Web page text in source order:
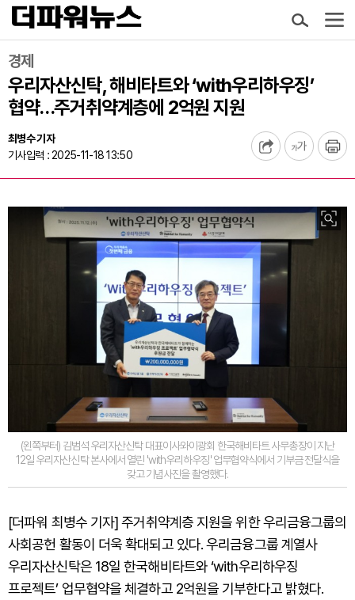
경제
우리자산신탁, 해비타트와 ‘with우리하우징’
협약…주거취약계층에 2억원 지원
최병수 기자
기사입력 : 2025-11-18 13:50
(왼쪽부터) 김범석 우리자산신탁 대표이사와이광회 한국해비타트 사무총장이 지난
12일 우리자산신탁 본사에서 열린 'with우리하우징' 업무협약식에서 기부금 전달식을
갖고 기념사진을 촬영했다.
[더파워 최병수 기자] 주거취약계층 지원을 위한 우리금융그룹의
사회공헌 활동이 더욱 확대되고 있다. 우리금융그룹 계열사
우리자산신탁은 18일 한국해비타트와 ‘with우리하우징
프로젝트’ 업무협약을 체결하고 2억원을 기부한다고 밝혔다.